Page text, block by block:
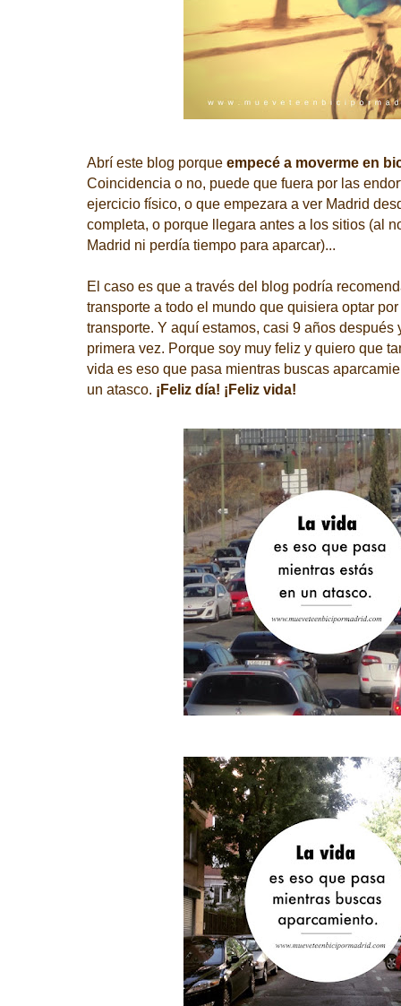
Abrí este blog porque empecé a moverme en
Coincidencia o no, puede que fuera por las
ejercicio físico, o que empezara a ver Madrid
completa, o porque llegara antes a los sitios (al
Madrid ni perdía tiempo para aparcar)...
El caso es que a través del blog podría
transporte a todo el mundo que quisiera optar
transporte. Y aquí estamos, casi 9 años después
primera vez. Porque soy muy feliz y quiero que
vida es eso que pasa mientras buscas
un atasco. ¡Feliz día! ¡Feliz vida!